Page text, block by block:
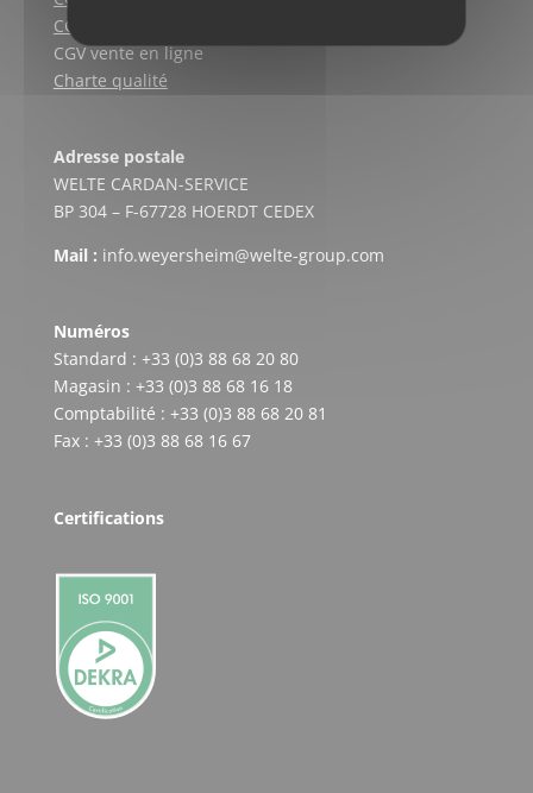
CGV (Lyon)
CGV vente en ligne
Charte qualité
Adresse postale
WELTE CARDAN-SERVICE
BP 304 – F-67728 HOERDT CEDEX
Mail : info.weyersheim@welte-group.com
Numéros
Standard : +33 (0)3 88 68 20 80
Magasin : +33 (0)3 88 68 16 18
Comptabilité : +33 (0)3 88 68 20 81
Fax : +33 (0)3 88 68 16 67
Certifications